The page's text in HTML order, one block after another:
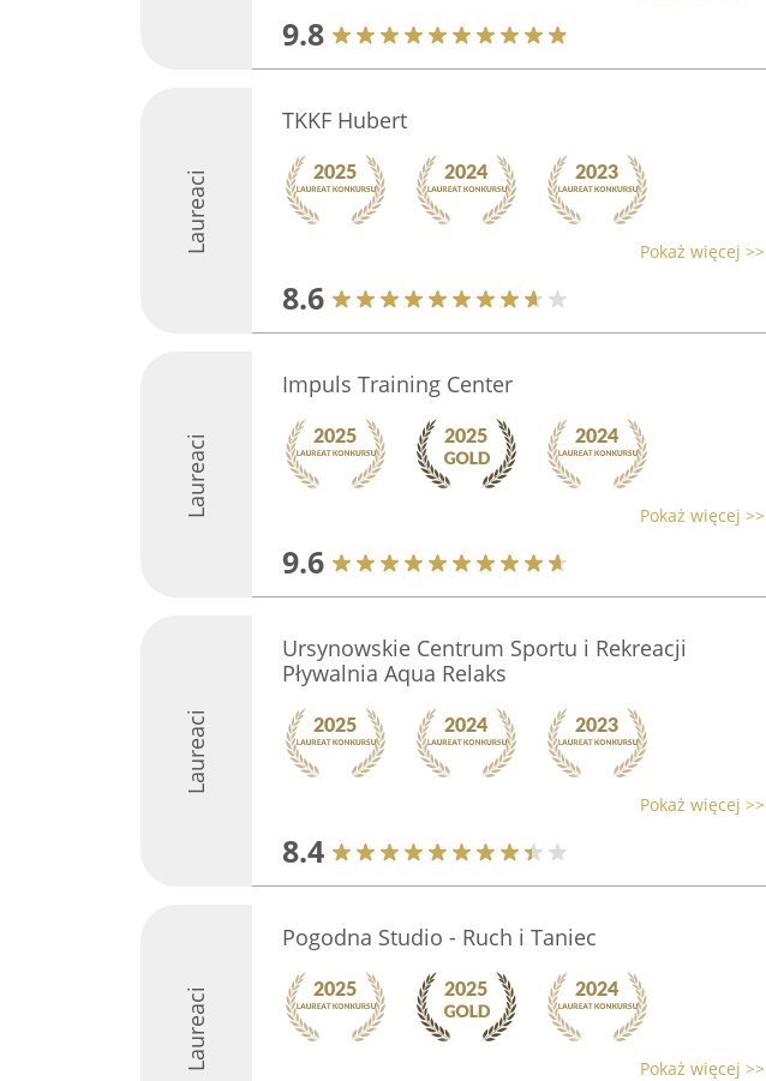
9.8
Laureaci
TKKF Hubert
Pokaż więcej >>
8.6
Laureaci
Impuls Training Center
Pokaż więcej >>
9.6
Laureaci
Ursynowskie Centrum Sportu i Rekreacji
Pływalnia Aqua Relaks
Pokaż więcej >>
8.4
Laureaci
Pogodna Studio - Ruch i Taniec
Pokaż więcej >>